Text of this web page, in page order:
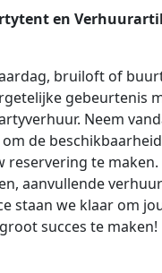
en
bruiloft of
gebeurtenis
Neem
de
reservering te
aanvullende
staan we klaar om
succes te maken!